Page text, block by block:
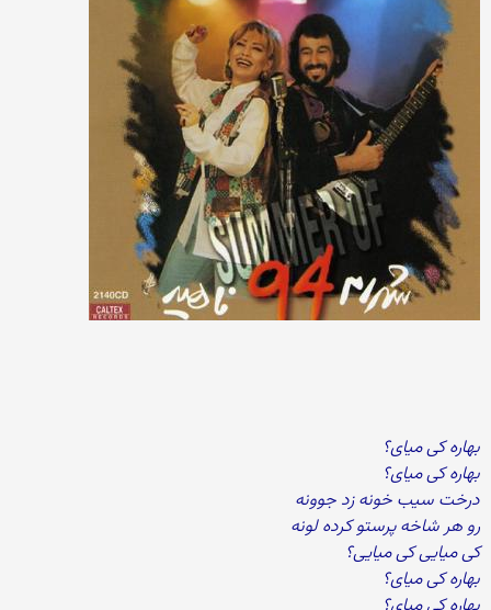
بهاره کی میای؟
بهاره کی میای؟
درخت سیب خونه زد جوونه
رو هر شاخه پرستو کرده لونه
کی میایی کی میایی؟
بهاره کی میای؟